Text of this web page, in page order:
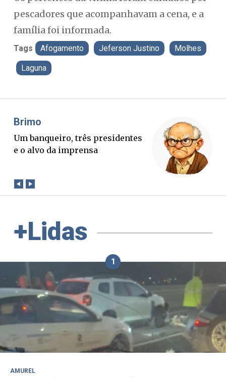
pescadores que acompanhavam a cena, e a
família foi informada.
Tags Afogamento Jeferson Justino Molhes
Laguna
Misael Elias
O Boato corre mais rápido que a
verdade. Mas quem paga a
+Lidas
1
AMUREL